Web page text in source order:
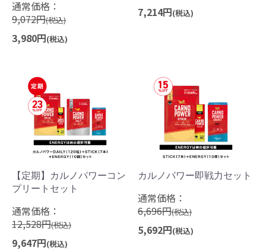
通常価格：
9,072円(税込)
3,980円(税込)
7,214円(税込)
【定期】カルノパワーコン
プリートセット
通常価格：
12,528円(税込)
9,647円(税込)
カルノパワー即戦力セット
通常価格：
6,696円(税込)
5,692円(税込)